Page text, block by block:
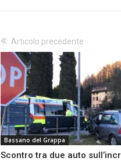
Articolo precedente
Bassano del Grappa
Scontro tra due auto